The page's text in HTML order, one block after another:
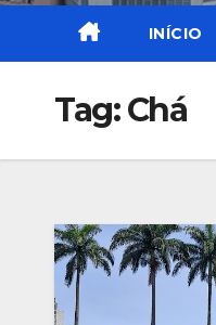
INÍCIO
Tag:Chá